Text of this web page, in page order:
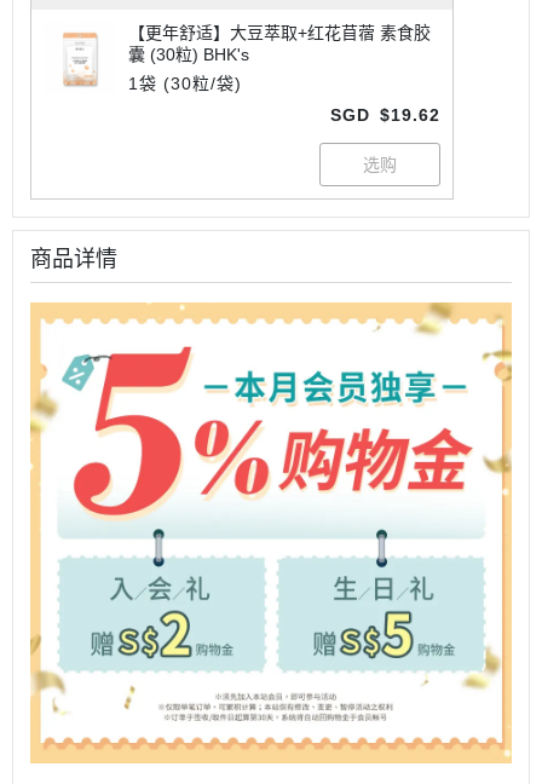
【更年舒适】大豆萃取+红花苜蓿 素食胶
囊 (30粒) BHK's
1袋 (30粒/袋)
SGD $19.62
商品详情